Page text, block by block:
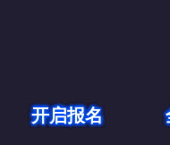
开启报名